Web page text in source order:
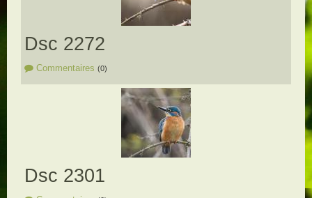
Dsc 2272
Commentaires (0)
Dsc 2301